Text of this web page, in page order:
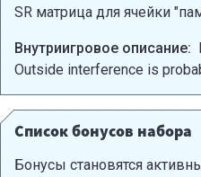
SR матрица для ячейки
Внутриигровое описание:
Outside interference is
Список бонусов набора
Бонусы становятся